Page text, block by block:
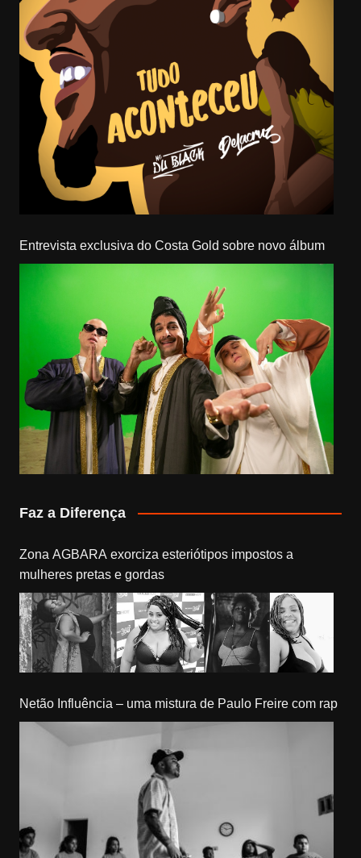
Entrevista exclusiva do Costa Gold sobre novo álbum
Faz a Diferença
Zona AGBARA exorciza esteriótipos impostos a
mulheres pretas e gordas
Netão Influência – uma mistura de Paulo Freire com rap